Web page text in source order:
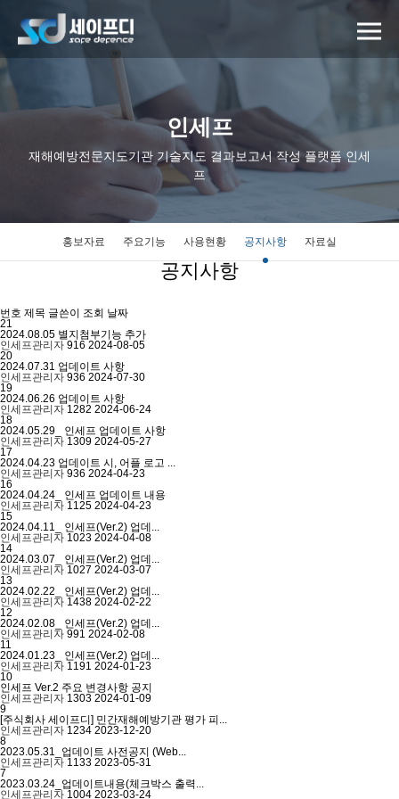
인세프
재해예방전문지도기관 기술지도 결과보고서 작성 플랫폼 인세
프
홍보자료 주요기능 사용현황 공지사항 자료실
공지사항
번호 제목 글쓴이 조회 날짜
21
2024.08.05 별지첨부기능 추가
인세프관리자 916 2024-08-05
20
2024.07.31 업데이트 사항
인세프관리자 936 2024-07-30
19
2024.06.26 업데이트 사항
인세프관리자 1282 2024-06-24
18
2024.05.29_ 인세프 업데이트 사항
인세프관리자 1309 2024-05-27
17
2024.04.23 업데이트 시, 어플 로고 ...
인세프관리자 936 2024-04-23
16
2024.04.24_ 인세프 업데이트 내용
인세프관리자 1125 2024-04-23
15
2024.04.11_ 인세프(Ver.2) 업데...
인세프관리자 1023 2024-04-08
14
2024.03.07_ 인세프(Ver.2) 업데...
인세프관리자 1027 2024-03-07
13
2024.02.22_ 인세프(Ver.2) 업데...
인세프관리자 1438 2024-02-22
12
2024.02.08_ 인세프(Ver.2) 업데...
인세프관리자 991 2024-02-08
11
2024.01.23_ 인세프(Ver.2) 업데...
인세프관리자 1191 2024-01-23
10
인세프 Ver.2 주요 변경사항 공지
인세프관리자 1303 2024-01-09
9
[주식회사 세이프디] 민간재해예방기관 평가 피...
인세프관리자 1234 2023-12-20
8
2023.05.31_업데이트 사전공지 (Web...
인세프관리자 1133 2023-05-31
7
2023.03.24_업데이트내용(체크박스 출력...
인세프관리자 1004 2023-03-24